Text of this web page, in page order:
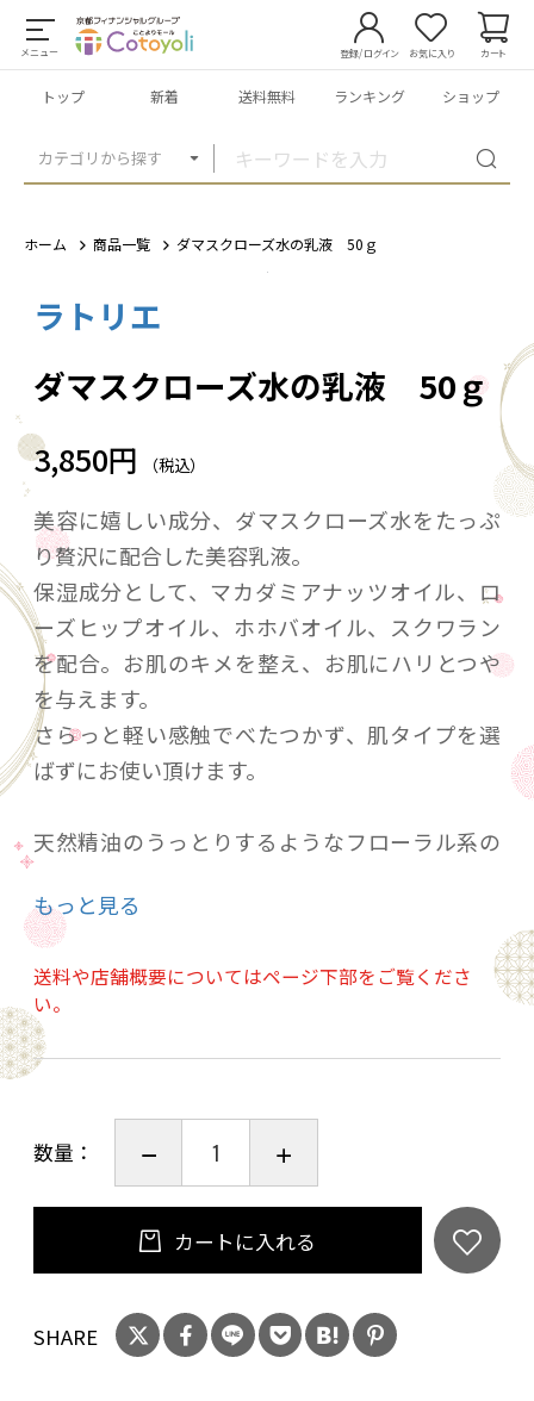
メニュー
カテゴリから探す
登録/ログイン お気に入り カート
トップ 新着 送料無料 ランキング ショップ
ホーム 商品一覧 ダマスクローズ水の乳液 50ｇ
ラトリエ
ダマスクローズ水の乳液 50ｇ
3,850円 （税込）
美容に嬉しい成分、ダマスクローズ水をたっぷ
り贅沢に配合した美容乳液。
保湿成分として、マカダミアナッツオイル、ロ
ーズヒップオイル、ホホバオイル、スクワラン
を配合。お肌のキメを整え、お肌にハリとつや
を与えます。
さらっと軽い感触でべたつかず、肌タイプを選
ばずにお使い頂けます。
天然精油のうっとりするようなフローラル系の
お顔はもちろんのこと、デコルテから全身に、
ハンドクリームとしてもお使い頂けます。
ご使用方法 清潔な肌に適量をのばしてくださ
い。
もっと見る
送料や店舗概要についてはページ下部をご覧くださ
い。
数量：
カートに入れる
SHARE